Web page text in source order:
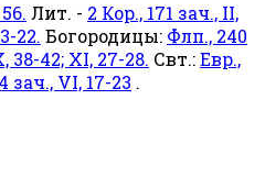
Лит. - 2 Кор., 171 зач., II,
22. Богородицы: Флп., 240
38-42; XI, 27-28. Свт.:Евр.,
зач., VI, 17-23 .